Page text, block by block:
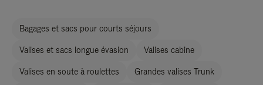
Bagages et sacs pour courts séjours
Valises et sacs longue évasion Valises cabine
Valises en soute à roulettes Grandes valises Trunk